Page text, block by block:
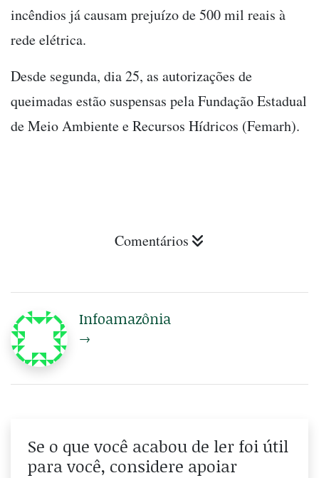
incêndios já causam prejuízo de 500 mil reais à
rede elétrica.
Desde segunda, dia 25, as autorizações de
queimadas estão suspensas pela Fundação Estadual
de Meio Ambiente e Recursos Hídricos (Femarh).
Comentários
Infoamazônia
→
Se o que você acabou de ler foi útil
para você, considere apoiar